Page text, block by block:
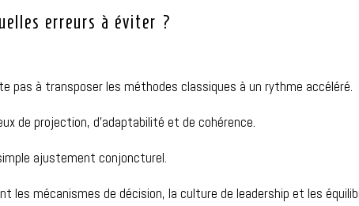
erreurs à éviter ?
pas à transposer les méthodes classiques à un rythme accéléré.
de projection, d’adaptabilité et de cohérence.
ajustement conjoncturel.
les mécanismes de décision, la culture de leadership et les